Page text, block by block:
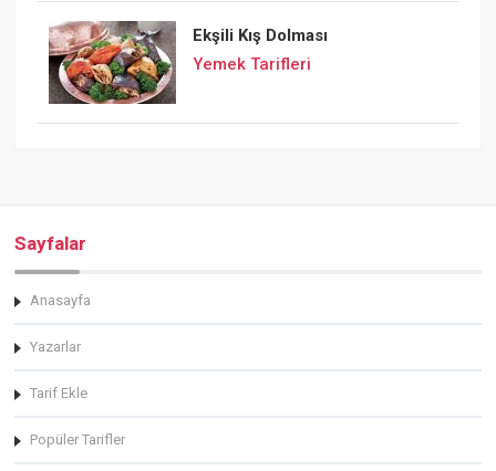
Ekşili Kış Dolması
Yemek Tarifleri
Sayfalar
Anasayfa
Yazarlar
Tarif Ekle
Popüler Tarifler